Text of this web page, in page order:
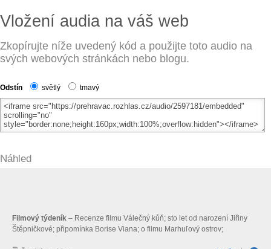
Vložení audia na váš web
Zkopírujte níže uvedený kód a použijte toto audio na
svých webových stránkách nebo blogu.
Odstín světlý tmavý
Náhled